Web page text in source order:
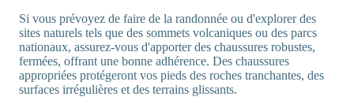
Si vous prévoyez de faire de la randonnée ou d'explorer des
sites naturels tels que des sommets volcaniques ou des parcs
nationaux, assurez-vous d'apporter des chaussures robustes,
fermées, offrant une bonne adhérence. Des chaussures
appropriées protégeront vos pieds des roches tranchantes, des
surfaces irrégulières et des terrains glissants.